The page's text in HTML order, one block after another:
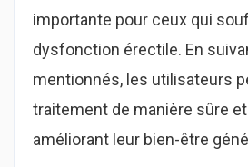
importante pour ceux qui
dysfonction érectile. En
mentionnés, les utilisateurs
traitement de manière sûre
améliorant leur bien-être